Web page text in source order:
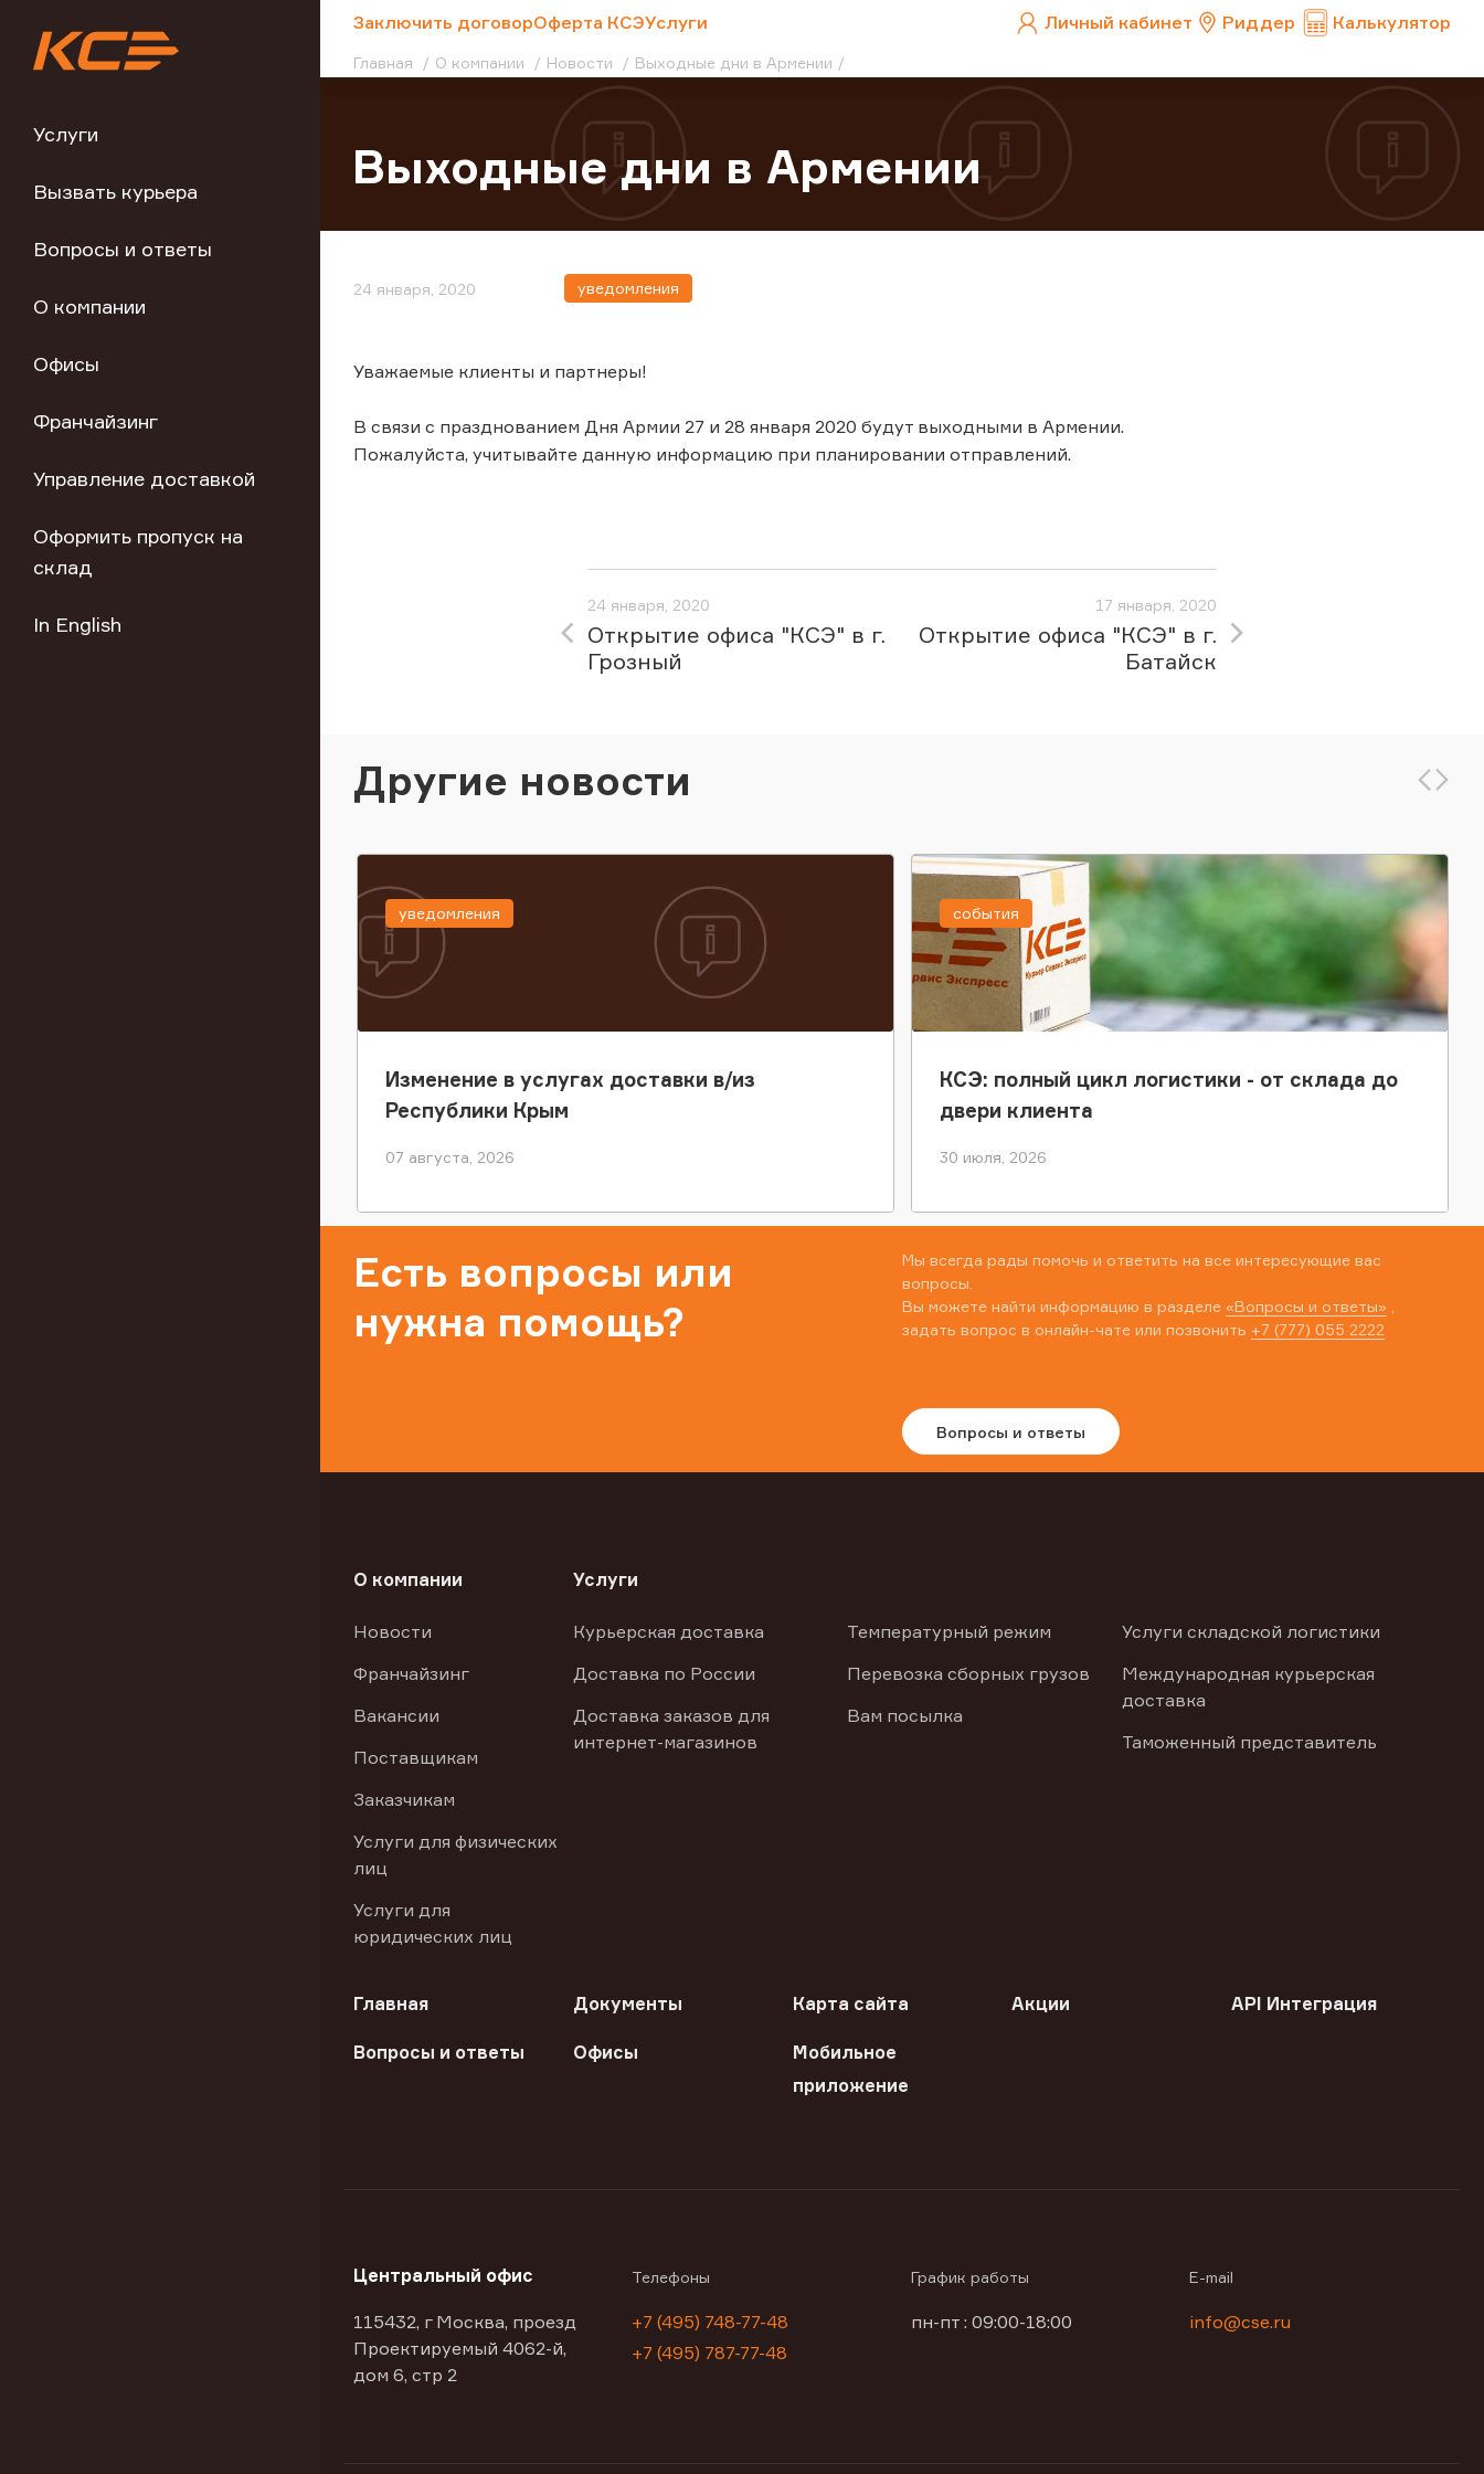
Услуги
Вызвать курьера
Вопросы и ответы
О компании
Офисы
Франчайзинг
Управление доставкой
Оформить пропуск на
склад
In English
Заключить договорОферта КСЭУслуги Личный кабинет Риддер Калькулятор
Главная О компании Новости Выходные дни в Армении
Выходные дни в Армении
24 января, 2020 уведомления
Уважаемые клиенты и партнеры!
В связи с празднованием Дня Армии 27 и 28 января 2020 будут выходными в Армении.
Пожалуйста, учитывайте данную информацию при планировании отправлений.
24 января, 2020
Открытие офиса "КСЭ" в г.
Грозный
17 января, 2020
Открытие офиса "КСЭ" в г.
Батайск
Другие новости
Изменение в услугах доставки в/из
Республики Крым
07 августа, 2026
уведомления
КСЭ: полный цикл логистики - от склада до
двери клиента
30 июля, 2026
события
Есть вопросы или
нужна помощь?
Мы всегда рады помочь и ответить на все интересующие вас
вопросы.
Вы можете найти информацию в разделе «Вопросы и ответы»
задать вопрос в онлайн-чате или позвонить +7 (777) 055 2222
Вопросы и ответы
О компании
Новости
Франчайзинг
Вакансии
Поставщикам
Заказчикам
Услуги для физических
лиц
Услуги для
юридических лиц
Услуги
Курьерская доставка
Доставка по России
Доставка заказов для
интернет-магазинов
Температурный режим
Перевозка сборных грузов
Вам посылка
Услуги складской логистики
Международная курьерская
доставка
Таможенный представитель
Главная Документы Карта сайта Акции API Интеграция
Вопросы и ответы Офисы
Мобильное
приложение
Центральный офис
115432, г Москва, проезд
Проектируемый 4062-й,
дом 6, стр 2
Телефоны
+7 (495) 748-77-48
+7 (495) 787-77-48
График работы
пн-пт : 09:00-18:00
E-mail
info@cse.ru